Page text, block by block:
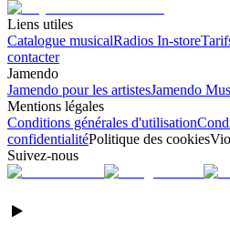
Liens utiles
Catalogue musicalRadios In-store
contacter
Jamendo
Jamendo pour les artistesJamendo
Mentions légales
Conditions générales d'utilisation
confidentialitéPolitique des cookies
Suivez-nous